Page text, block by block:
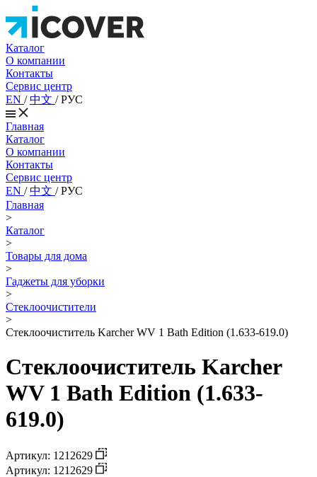
Каталог
О компании
Контакты
Сервис центр
EN /中文 /РУС
Главная
Каталог
О компании
Контакты
Сервис центр
EN /中文 /РУС
Главная
>
Каталог
>
Товары для дома
>
Гаджеты для уборки
>
Стеклоочистители
>
Стеклоочиститель Karcher WV 1 Bath Edition (1.633-619.0)
Стеклоочиститель Karcher
WV 1 Bath Edition (1.633-
619.0)
Артикул: 1212629
Артикул: 1212629